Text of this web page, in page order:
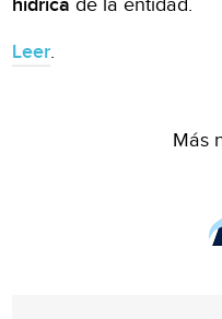
hídrica de la entidad.
Leer.
Más